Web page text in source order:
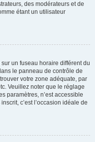
des modérateurs et de
étant un utilisateur
sur un fuseau horaire différent du
le panneau de contrôle de
votre zone adéquate, par
Veuillez noter que le réglage
paramètres, n’est accessible
c’est l’occasion idéale de